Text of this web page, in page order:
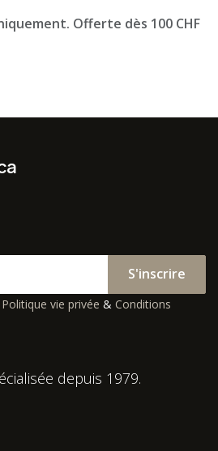
Offerte dès 100 CHF
S'inscrire
Politique vie privée & Conditions
depuis 1979.